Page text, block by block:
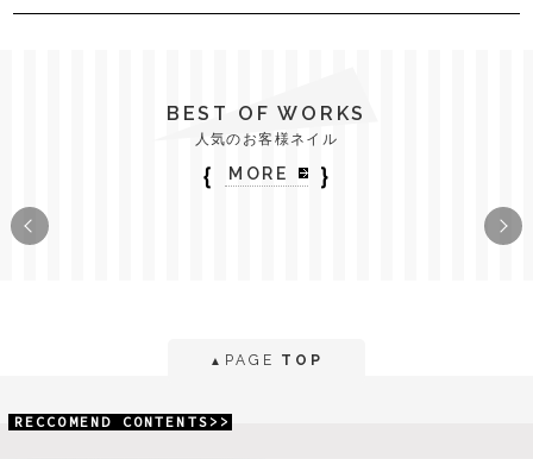
BEST OF WORKS
人気のお客様ネイル
｛ MORE ｝
▲ PAGE TOP
RECCOMEND CONTENTS>>